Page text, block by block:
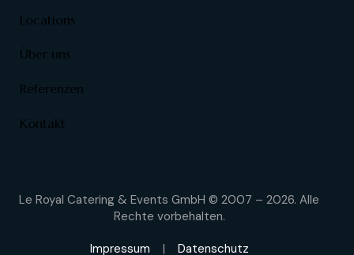
Locations
Über uns
Referenzen
Kontakt
Le Royal Catering & Events GmbH © 2007 – 2026. Alle
Rechte vorbehalten.
Impressum | Datenschutz